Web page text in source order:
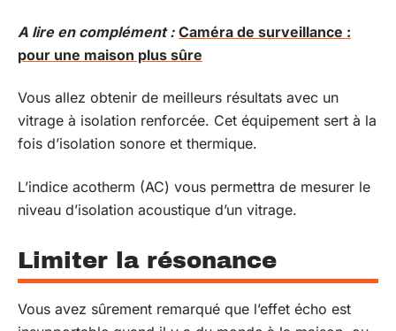
A lire en complément : Caméra de surveillance :
pour une maison plus sûre
Vous allez obtenir de meilleurs résultats avec un
vitrage à isolation renforcée. Cet équipement sert à la
fois d’isolation sonore et thermique.
L’indice acotherm (AC) vous permettra de mesurer le
niveau d’isolation acoustique d’un vitrage.
Limiter la résonance
Vous avez sûrement remarqué que l’effet écho est